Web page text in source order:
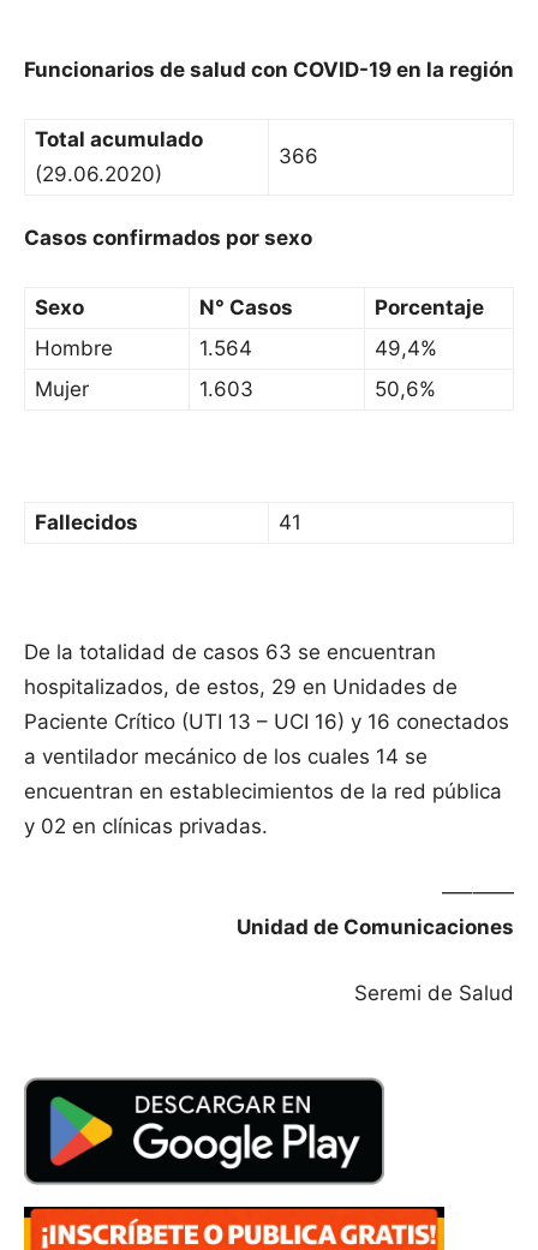
Funcionarios de salud con COVID-19 en la región
Total acumulado
(29.06.2020)
366
Casos confirmados por sexo
Sexo N° Casos
Porcentaje
Hombre
1.564
49,4%
Mujer
1.603 50,6%
Fallecidos 41
De la totalidad de casos 63 se encuentran
hospitalizados, de estos, 29 en Unidades de
Paciente Crítico (UTI 13 – UCI 16) y 16 conectados
a ventilador mecánico de los cuales 14 se
encuentran en establecimientos de la red pública
y 02 en clínicas privadas.
—–——
Unidad de Comunicaciones
Seremi de Salud